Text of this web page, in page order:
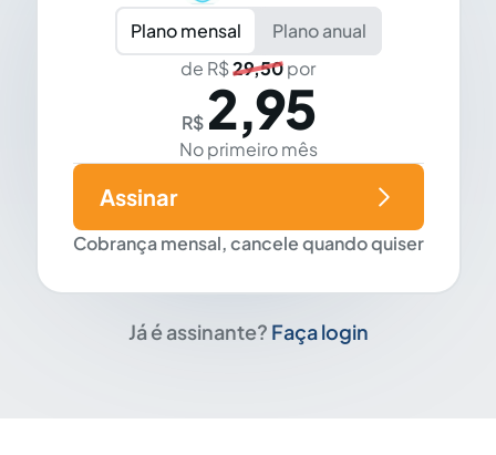
Plano mensal
Plano anual
de R$29,50por
R$ 2,95
No primeiro mês
Cobrança mensal, cancele quando quiser
Assinar
Já é assinante? Faça login